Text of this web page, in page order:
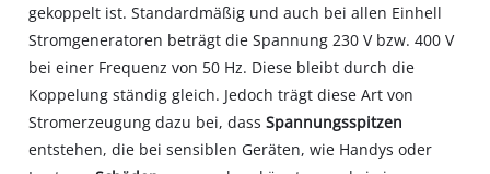
gekoppelt ist. Standardmäßig und auch bei allen Einhell
Stromgeneratoren beträgt die Spannung 230 V bzw. 400 V
bei einer Frequenz von 50 Hz. Diese bleibt durch die
Koppelung ständig gleich. Jedoch trägt diese Art von
Stromerzeugung dazu bei, dassSpannungsspitzen
entstehen, die bei sensiblen Geräten, wie Handys oder